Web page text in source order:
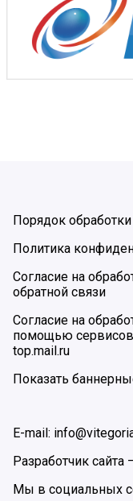
Порядок
Политика
Согласие на
обратной связи
Согласие на
помощью сервисов
top.mail.ru
Показать
E-mail:
Разработчик сайта
Мы в социальных